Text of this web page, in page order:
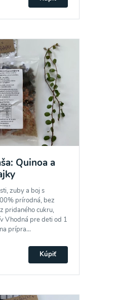
Quinoa a
zuby a boj s
prírodná, bez
pridaného cukru,
Vhodná pre deti od 1
prípra...
Kúpiť